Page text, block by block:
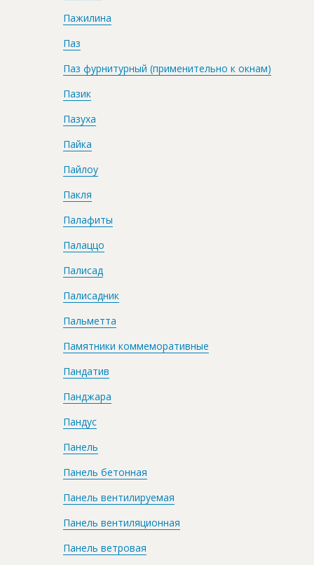
Личный кабинет
Пажилина
Паз
Паз фурнитурный (применительно к окнам)
Пазик
Пазуха
Пайка
Пайлоу
Пакля
Палафиты
Палаццо
Палисад
Палисадник
Пальметта
Памятники коммеморативные
Пандатив
Панджара
Пандус
Панель
Панель бетонная
Панель вентилируемая
Панель вентиляционная
Панель ветровая